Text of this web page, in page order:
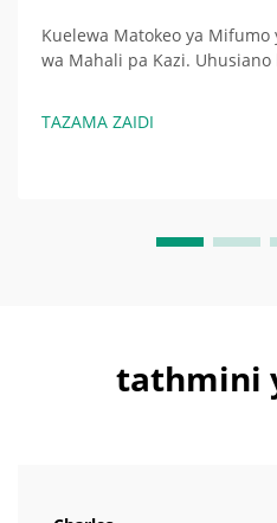
Kuelewa Matokeo ya
wa Mahali pa Kazi.
kiasi cha hewa
TAZAMA ZAIDI
tathmini